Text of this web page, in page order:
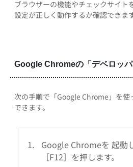
ブラウザーの機能やチェックサイト
設定が正しく動作するか確認できます
Google Chromeの「デベロッ
次の手順で「Google Chrome」を使
できます。
Google Chromeを 起動
［F12］を押します。